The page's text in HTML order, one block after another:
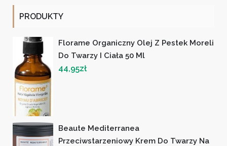
PRODUKTY
Florame Organiczny Olej Z Pestek Moreli
Do Twarzy I Ciała 50 Ml
44,95zł
Beaute Mediterranea
Przeciwstarzeniowy Krem Do Twarzy Na